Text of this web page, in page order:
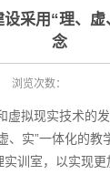
采用“理、
念
浏览次数：
虚拟现实技术的
、实”一体化的教
训室，以实现